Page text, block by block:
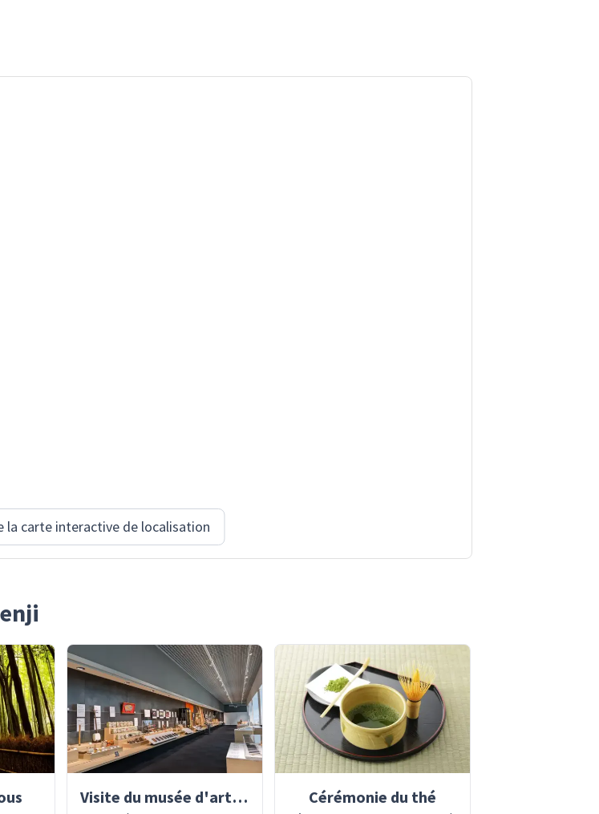
la carte interactive de localisation
Visite du musée d'artisanat japonais Cérémonie du thé